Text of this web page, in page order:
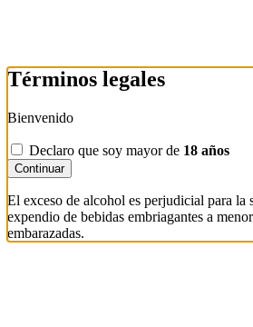
Términos legales
Bienvenido
Declaro que soy mayor de 18 años
Continuar
El exceso de alcohol es perjudicial para la
expendio de bebidas embriagantes a
embarazadas.